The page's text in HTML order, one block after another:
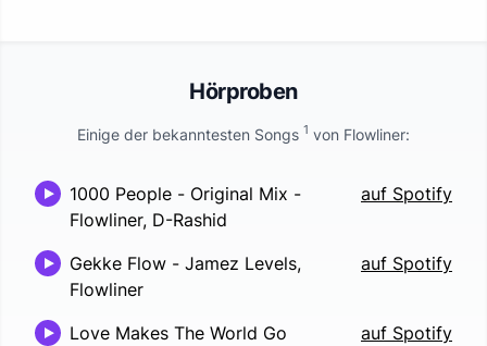
Hörproben
Einige der bekanntesten Songs 1 von Flowliner:
1000 People - Original Mix -
Flowliner, D-Rashid
auf Spotify
Gekke Flow - Jamez Levels,
Flowliner
auf Spotify
Love Makes The World Go
auf Spotify